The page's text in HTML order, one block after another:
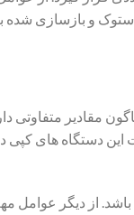
و بازسازی شده
گوناگون مقادیر متفاوتی
دستگاه های کپی در
از دیگر عوامل